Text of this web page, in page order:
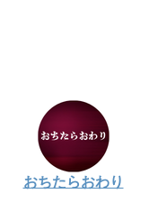
おちたらおわり